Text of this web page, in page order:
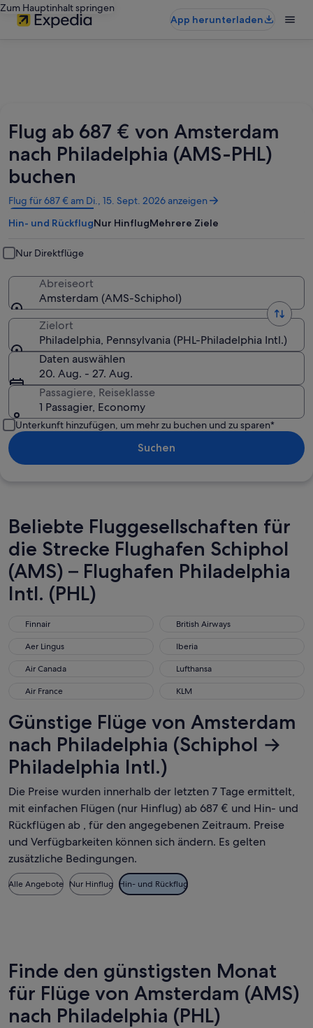
Zum Hauptinhalt springen
App herunterladen
Flug ab 687 € von Amsterdam
nach Philadelphia (AMS-PHL)
buchen
Flug für 687 € am Di., 15. Sept. 2026 anzeigen
Wird
in
einem
Fenster
geöffnet
Hin- und RückflugNur HinflugMehrere Ziele
Nur Direktflüge
Abreiseort
Amsterdam (AMS-Schiphol)
Zielort
Philadelphia, Pennsylvania (PHL-Philadelphia Intl.)
Daten auswählen
20. Aug. - 27. Aug.
Passagiere, Reiseklasse
1 Passagier, Economy
Unterkunft hinzufügen, um mehr zu buchen und zu sparen*
Suchen
Beliebte Fluggesellschaften für
die Strecke Flughafen Schiphol
(AMS) – Flughafen Philadelphia
Intl. (PHL)
Finnair
Finnair British Airways
British Airways
Aer Lingus
Aer Lingus Iberia
Iberia
Air Canada
Air Canada Lufthansa
Lufthansa
Air France
Air France KLM
KLM
Günstige Flüge von Amsterdam
nach Philadelphia (Schiphol →
Philadelphia Intl.)
Die Preise wurden innerhalb der letzten 7 Tage ermittelt,
mit einfachen Flügen (nur Hinflug) ab 687 € und Hin- und
Rückflügen ab , für den angegebenen Zeitraum. Preise
und Verfügbarkeiten können sich ändern. Es gelten
zusätzliche Bedingungen.
Alle Angebote Nur Hinflug Hin- und Rückflug
Finde den günstigsten Monat
für Flüge von Amsterdam (AMS)
nach Philadelphia (PHL)